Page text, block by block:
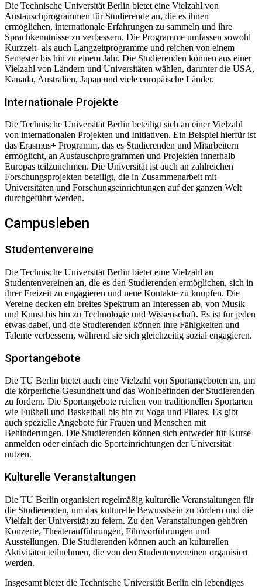
Die Technische Universität Berlin bietet eine Vielzahl von
Austauschprogrammen für Studierende an, die es ihnen
ermöglichen, internationale Erfahrungen zu sammeln und ihre
Sprachkenntnisse zu verbessern. Die Programme umfassen sowohl
Kurzzeit- als auch Langzeitprogramme und reichen von einem
Semester bis hin zu einem Jahr. Die Studierenden können aus einer
Vielzahl von Ländern und Universitäten wählen, darunter die USA,
Kanada, Australien, Japan und viele europäische Länder.
Internationale Projekte
Die Technische Universität Berlin beteiligt sich an einer Vielzahl
von internationalen Projekten und Initiativen. Ein Beispiel hierfür ist
das Erasmus+ Programm, das es Studierenden und Mitarbeitern
ermöglicht, an Austauschprogrammen und Projekten innerhalb
Europas teilzunehmen. Die Universität ist auch an zahlreichen
Forschungsprojekten beteiligt, die in Zusammenarbeit mit
Universitäten und Forschungseinrichtungen auf der ganzen Welt
durchgeführt werden.
Campusleben
Studentenvereine
Die Technische Universität Berlin bietet eine Vielzahl an
Studentenvereinen an, die es den Studierenden ermöglichen, sich in
ihrer Freizeit zu engagieren und neue Kontakte zu knüpfen. Die
Vereine decken ein breites Spektrum an Interessen ab, von Musik
und Kunst bis hin zu Technologie und Wissenschaft. Es ist für jeden
etwas dabei, und die Studierenden können ihre Fähigkeiten und
Talente verbessern, während sie sich gleichzeitig sozial engagieren.
Sportangebote
Die TU Berlin bietet auch eine Vielzahl von Sportangeboten an, um
die körperliche Gesundheit und das Wohlbefinden der Studierenden
zu fördern. Die Sportangebote reichen von traditionellen Sportarten
wie Fußball und Basketball bis hin zu Yoga und Pilates. Es gibt
auch spezielle Angebote für Frauen und Menschen mit
Behinderungen. Die Studierenden können sich entweder für Kurse
anmelden oder einfach die Sporteinrichtungen der Universität
nutzen.
Kulturelle Veranstaltungen
Die TU Berlin organisiert regelmäßig kulturelle Veranstaltungen für
die Studierenden, um das kulturelle Bewusstsein zu fördern und die
Vielfalt der Universität zu feiern. Zu den Veranstaltungen gehören
Konzerte, Theateraufführungen, Filmvorführungen und
Ausstellungen. Die Studierenden können auch an kulturellen
Aktivitäten teilnehmen, die von den Studentenvereinen organisiert
werden.
Insgesamt bietet die Technische Universität Berlin ein lebendiges